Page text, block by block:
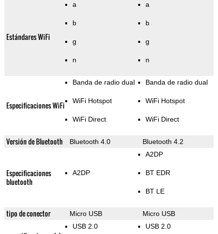
Estándares WiFi
a
b
g
n
a
b
g
n
Especificaciones WiFi
Banda de radio dual
WiFi Hotspot
WiFi Direct
Banda de radio dual
WiFi Hotspot
WiFi Direct
Versión de Bluetooth Bluetooth 4.0 Bluetooth 4.2
Especificaciones
bluetooth
A2DP
A2DP
BT EDR
BT LE
tipo de conector Micro USB Micro USB
USB 2.0 USB 2.0